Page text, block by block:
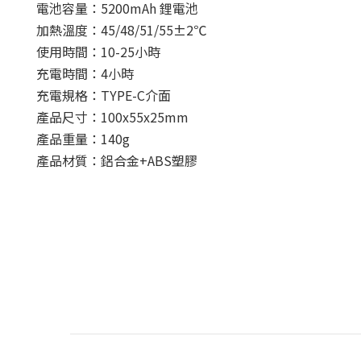
電池容量：5200mAh 鋰電池
加熱溫度：45/48/51/55±2℃
使用時間：10-25小時
充電時間：4小時
充電規格：TYPE-C介面
產品尺寸：100x55x25mm
產品重量：140g
產品材質：鋁合金+ABS塑膠